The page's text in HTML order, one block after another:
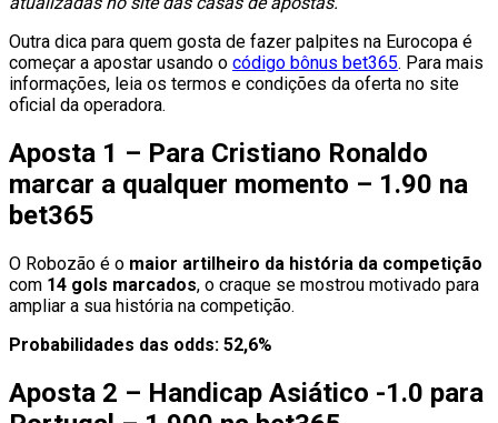
Outra dica para quem gosta de fazer palpites na Eurocopa é
começar a apostar usando o código bônus bet365. Para mais
informações, leia os termos e condições da oferta no site
oficial da operadora.
Aposta 1 – Para Cristiano Ronaldo
marcar a qualquer momento – 1.90 na
bet365
O Robozão é o maior artilheiro da história da competição
com 14 gols marcados, o craque se mostrou motivado para
ampliar a sua história na competição.
Probabilidades das odds: 52,6%
Aposta 2 – Handicap Asiático -1.0 para